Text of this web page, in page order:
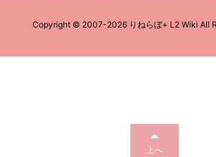
Copyright © 2007-2026 りねらぼ+ L2 Wiki All
上へ